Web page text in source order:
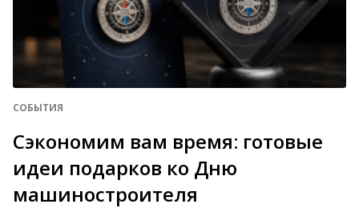
СОБЫТИЯ
Сэкономим вам время: готовые
идеи подарков ко Дню
машиностроителя